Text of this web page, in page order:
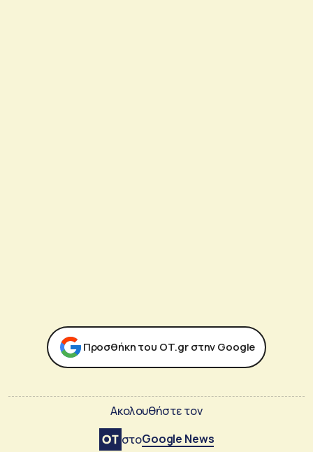
Προσθήκη του ΟΤ.gr στην Google
Ακολουθήστε τον
στοGoogle News